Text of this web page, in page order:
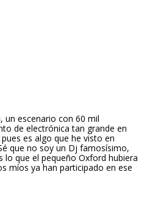
un escenario con 60 mil
de electrónica tan grande en
es algo que he visto en
que no soy un Dj famosísimo,
lo que el pequeño Oxford hubiera
míos ya han participado en ese